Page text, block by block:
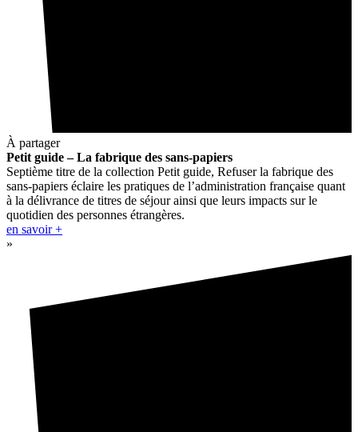
À partager
Petit guide – La fabrique des sans-papiers
Septième titre de la collection Petit guide, Refuser la fabrique des
sans-papiers éclaire les pratiques de l’administration française quant
à la délivrance de titres de séjour ainsi que leurs impacts sur le
quotidien des personnes étrangères.
en savoir +
»